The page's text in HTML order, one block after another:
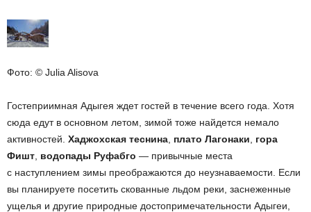
Фото: © Julia Alisova
Гостеприимная Адыгея ждет гостей в течение всего года. Хотя
сюда едут в основном летом, зимой тоже найдется немало
активностей. Хаджохская теснина плато Лагонаки
гора
Фишт водопады Руфабго — привычные места
с наступлением зимы преображаются до неузнаваемости. Если
вы планируете посетить скованные льдом реки, заснеженные
ущелья и другие природные достопримечательности Адыгеи,